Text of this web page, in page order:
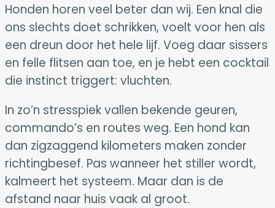
Honden horen veel beter dan wij. Een knal die
ons slechts doet schrikken, voelt voor hen als
een dreun door het hele lijf. Voeg daar sissers
en felle flitsen aan toe, en je hebt een cocktail
die instinct triggert: vluchten.
In zo’n stresspiek vallen bekende geuren,
commando’s en routes weg. Een hond kan
dan zigzaggend kilometers maken zonder
richtingbesef. Pas wanneer het stiller wordt,
kalmeert het systeem. Maar dan is de
afstand naar huis vaak al groot.